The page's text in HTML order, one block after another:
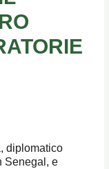
diplomatico
Senegal, e